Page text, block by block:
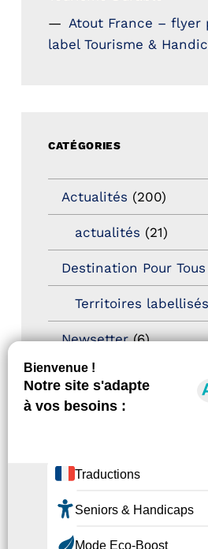
Atout France – flyer
label Tourisme &
CATÉGORIES
Actualités (200)
actualités (21)
Destination Pour Tous
Territoires labellisés
Newsetter(6)
Newsletter pro
Nos Actions
Formation
Journées
Handicap
(5)